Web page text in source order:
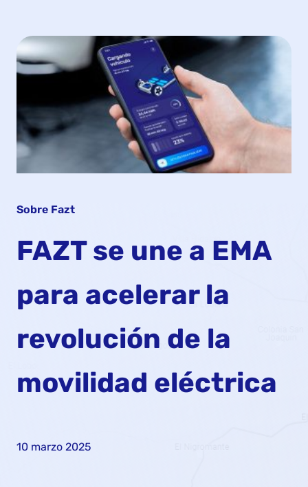
Sobre Fazt
FAZT se une a EMA
para acelerar la
revolución de la
movilidad eléctrica
10 marzo 2025